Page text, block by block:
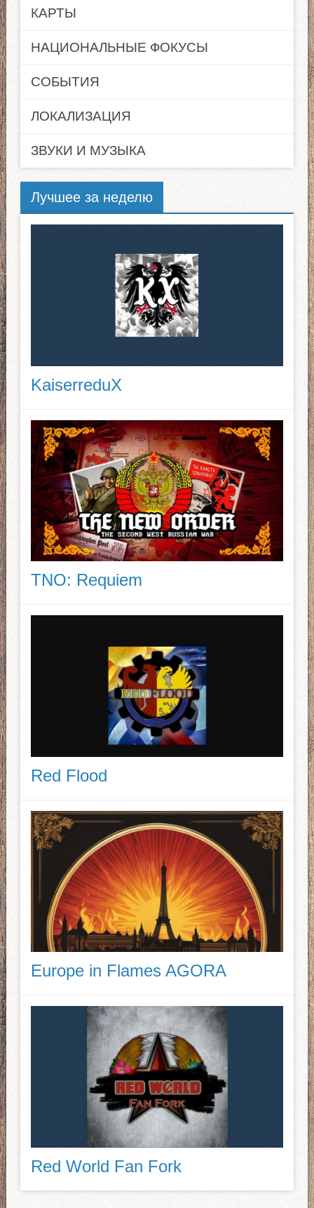
КАРТЫ
НАЦИОНАЛЬНЫЕ ФОКУСЫ
СОБЫТИЯ
ЛОКАЛИЗАЦИЯ
ЗВУКИ И МУЗЫКА
Лучшее за неделю
KaiserreduX
TNO: Requiem
Red Flood
Europe in Flames AGORA
Red World Fan Fork